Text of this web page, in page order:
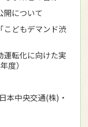
開について
こどもデマンド渋
運転化に向けた実
度）
本中央交通(株)・